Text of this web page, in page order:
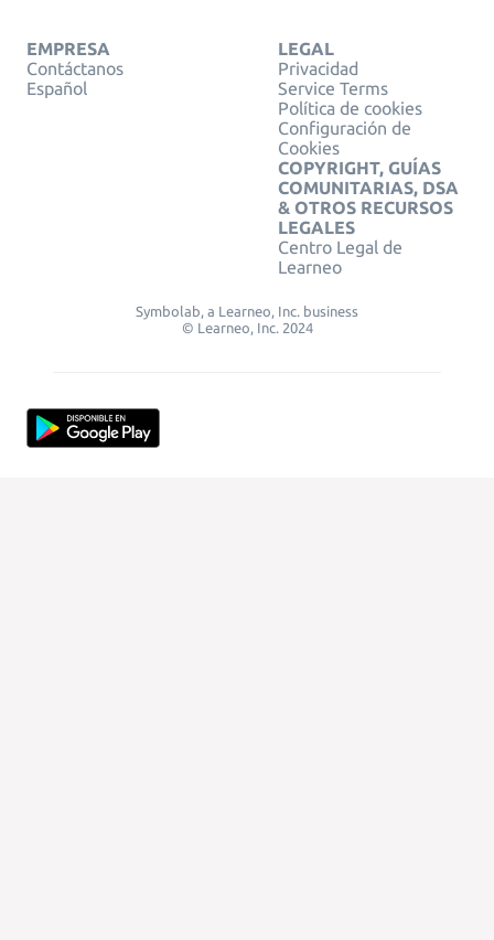
EMPRESA
Contáctanos
Español
LEGAL
Privacidad
Service Terms
Política de cookies
Configuración de
Cookies
COPYRIGHT, GUÍAS
COMUNITARIAS, DSA
& OTROS RECURSOS
LEGALES
Centro Legal de
Learneo
Symbolab, a Learneo, Inc. business
© Learneo, Inc. 2024